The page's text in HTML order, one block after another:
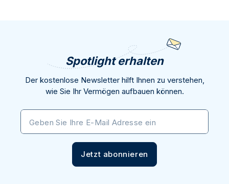
Spotlight erhalten
Der kostenlose Newsletter hilft Ihnen zu verstehen,
wie Sie Ihr Vermögen aufbauen können.
Geben Sie Ihre E-Mail Adresse ein
Jetzt abonnieren